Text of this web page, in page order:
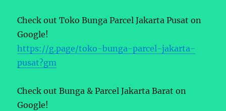
Check out Toko Bunga Parcel Jakarta Pusat on
Google!
https://g.page/toko-bunga-parcel-jakarta-
pusat?gm
Check out Bunga & Parcel Jakarta Barat on
Google!